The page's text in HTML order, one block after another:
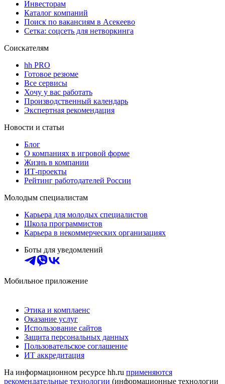
Инвесторам
Каталог компаний
Поиск по вакансиям в Асекеево
Сетка: соцсеть для нетворкинга
Соискателям
hh PRO
Готовое резюме
Все сервисы
Хочу у вас работать
Производственный календарь
Экспертная рекомендация
Новости и статьи
Блог
О компаниях в игровой форме
Жизнь в компании
ИТ-проекты
Рейтинг работодателей России
Молодым специалистам
Карьера для молодых специалистов
Школа программистов
Карьера в некоммерческих организациях
Боты для уведомлений
Мобильное приложение
Этика и комплаенс
Оказание услуг
Использование сайтов
Защита персональных данных
Пользовательское соглашение
ИТ аккредитация
На информационном ресурсе hh.ru применяются
рекомендательные технологии (информационные технологии